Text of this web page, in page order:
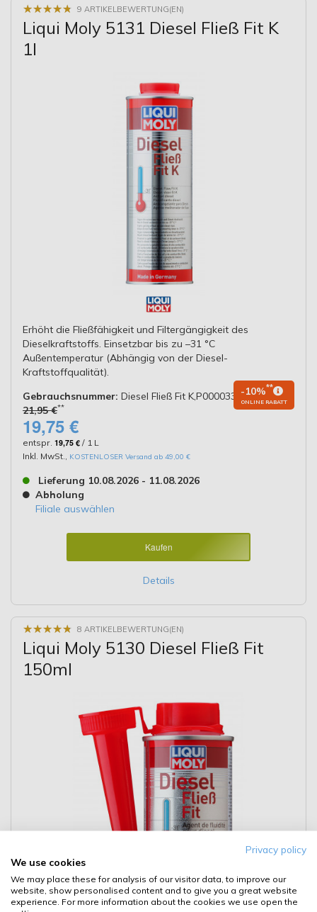
★★★★★
★★★★★ 9 ARTIKELBEWERTUNG(EN)
Liqui Moly 5131 Diesel Fließ Fit K
1l
Erhöht die Fließfähigkeit und Filtergängigkeit des
Dieselkraftstoffs. Einsetzbar bis zu –31 °C
Außentemperatur (Abhängig von der Diesel-
Kraftstoffqualität).
Gebrauchsnummer: Diesel Fließ Fit K,P000033
21,95 €**
-10%**
ONLINE RABATT
19,75 €
entspr. 19,75 € / 1 L
Inkl. MwSt.
KOSTENLOSER Versand ab 49,00 €
Lieferung 10.08.2026 - 11.08.2026
Abholung
Filiale auswählen
Kaufen
Details
★★★★★
★★★★★ 8 ARTIKELBEWERTUNG(EN)
Liqui Moly 5130 Diesel Fließ Fit
150ml
Privacy policy
We use cookies
We may place these for analysis of our visitor data, to improve our
website, show personalised content and to give you a great website
experience. For more information about the cookies we use open the